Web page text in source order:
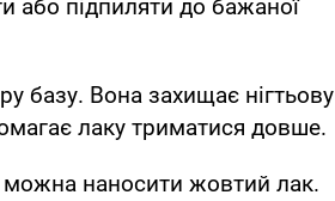
або підпиляти до бажаної
базу. Вона захищає нігтьову
лаку триматися довше.
можна наносити жовтий лак.